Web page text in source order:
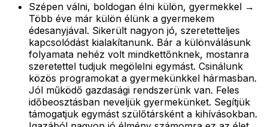
Szépen válni, boldogan élni külön, gyermekkel →
Több éve már külön élünk a gyermekem
édesanyjával. Sikerült nagyon jó, szeretetteljes
kapcsolódást kialakítanunk. Bár a különválásunk
folyamata nehéz volt mindkettőnknek, mostanra
szeretettel tudjuk megölelni egymást. Csinálunk
közös programokat a gyermekünkkel hármasban.
Jól működő gazdasági rendszerünk van. Feles
időbeosztásban neveljük gyermekünket. Segítjük
támogatjuk egymást szülőtársként a kihívásokban.